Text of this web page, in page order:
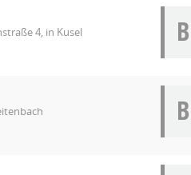
4, in Kusel